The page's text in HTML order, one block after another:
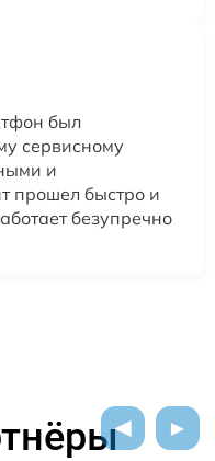
был
сервисному
и
прошел быстро и
безупречно